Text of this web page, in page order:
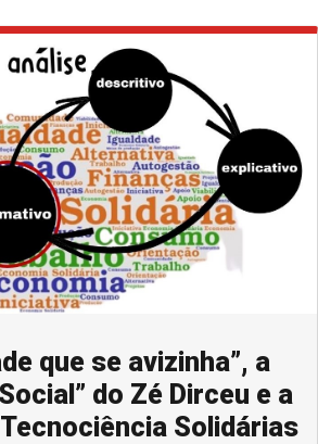
que se avizinha”, a
do Zé Dirceu e a
Solidárias